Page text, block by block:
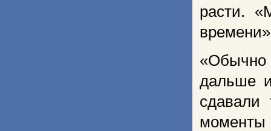
расти.
дальше
сдавали
моменты